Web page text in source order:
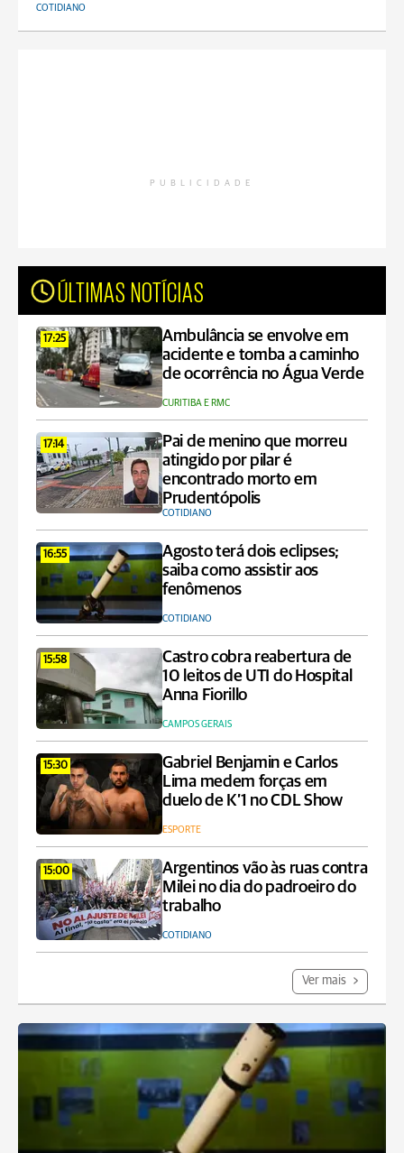
COTIDIANO
PUBLICIDADE
ÚLTIMAS NOTÍCIAS
17:25
Ambulância se envolve em
acidente e tomba a caminho
de ocorrência no Água Verde
CURITIBA E RMC
17:14
Pai de menino que morreu
atingido por pilar é
encontrado morto em
Prudentópolis
COTIDIANO
16:55
Agosto terá dois eclipses;
saiba como assistir aos
fenômenos
COTIDIANO
15:58
Castro cobra reabertura de
10 leitos de UTI do Hospital
Anna Fiorillo
CAMPOS GERAIS
15:30
Gabriel Benjamin e Carlos
Lima medem forças em
duelo de K’1 no CDL Show
ESPORTE
15:00
Argentinos vão às ruas contra
Milei no dia do padroeiro do
trabalho
COTIDIANO
Ver mais